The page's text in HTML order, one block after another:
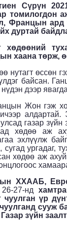
Сүрүн
томилогдон
Францын ард
дуртай
хөдөөний
хаана төрж,
нутагт өссөн
байсан.
дээр
Жон гэж
алдартай.
газар
хөдөө аж
эхлүүлж
сугад ургадаг,
хөдөө аж
ХХААБ,
27-нд
чуулган үр
сууж
зүйн